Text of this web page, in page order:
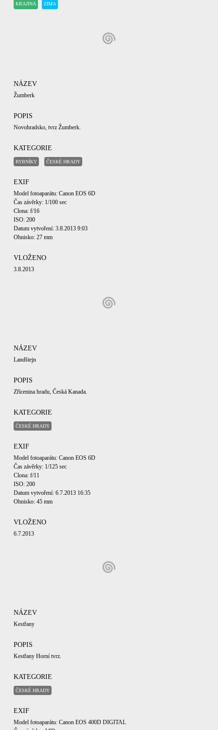
KRAJINA ZIMA
NÁZEV
Žumberk
POPIS
Novohradsko, tvrz Žumberk.
KATEGORIE
RYBNÍKY ČESKÉ HRADY
EXIF
Model fotoaparátu: Canon EOS 6D
Čas závěrky: 1/100 sec
Clona: f/16
ISO: 200
Datum vytvoření: 3.8.2013 9:03
Ohnisko: 27 mm
VLOŽENO
3.8.2013
NÁZEV
Landštejn
POPIS
Zřícenina hradu, Česká Kanada.
KATEGORIE
ČESKÉ HRADY
EXIF
Model fotoaparátu: Canon EOS 6D
Čas závěrky: 1/125 sec
Clona: f/11
ISO: 200
Datum vytvoření: 6.7.2013 16:35
Ohnisko: 45 mm
VLOŽENO
6.7.2013
NÁZEV
Kestřany
POPIS
Kestřany Horní tvrz.
KATEGORIE
ČESKÉ HRADY
EXIF
Model fotoaparátu: Canon EOS 400D DIGITAL